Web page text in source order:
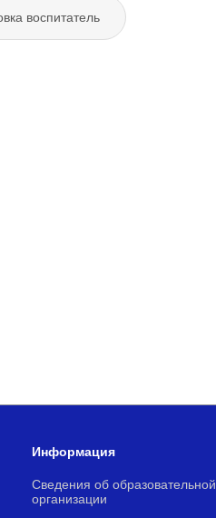
воспитатель
Информация
Сведения об образовательной
организации